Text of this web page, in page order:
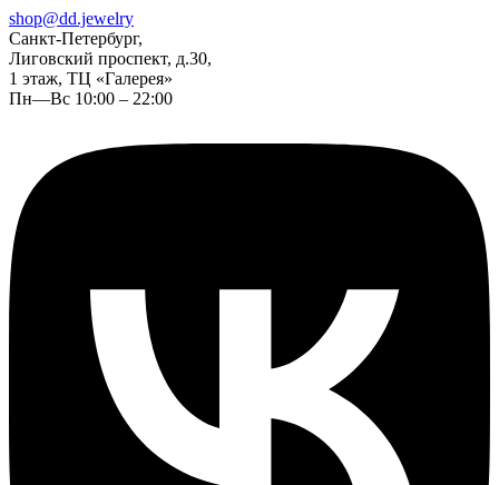
shop@dd.jewelry
Санкт-Петербург,
Лиговский проспект, д.30,
1 этаж, ТЦ «Галерея»
Пн—Вс 10:00 – 22:00